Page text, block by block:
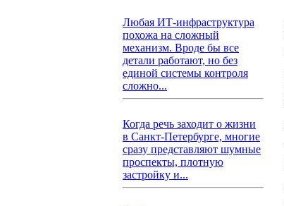
Любая ИТ-инфраструктура
похожа на сложный
механизм. Вроде бы все
детали работают, но без
единой системы контроля
сложно...
Когда речь заходит о жизни
в Санкт-Петербурге, многие
сразу представляют шумные
проспекты, плотную
застройку и...